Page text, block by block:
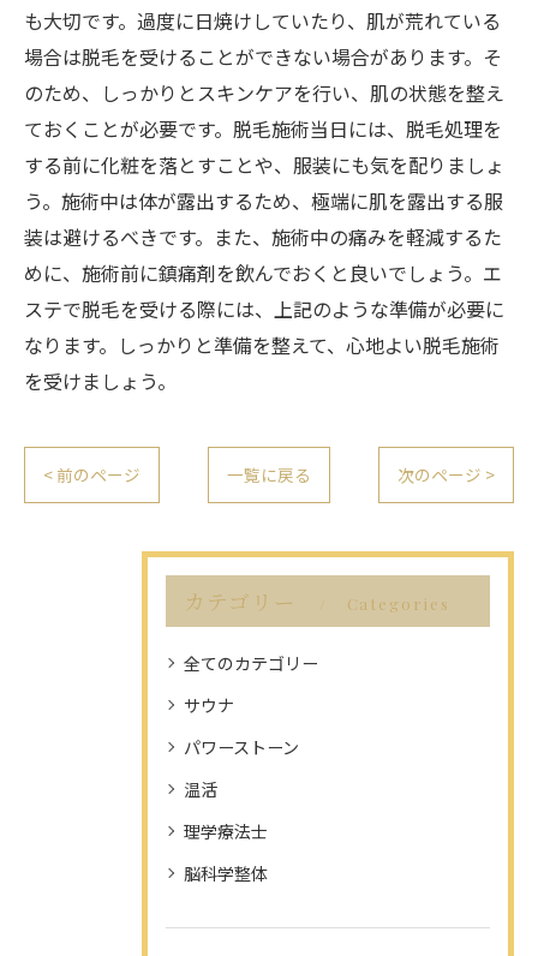
も大切です。過度に日焼けしていたり、肌が荒れている
場合は脱毛を受けることができない場合があります。そ
のため、しっかりとスキンケアを行い、肌の状態を整え
ておくことが必要です。脱毛施術当日には、脱毛処理を
する前に化粧を落とすことや、服装にも気を配りましょ
う。施術中は体が露出するため、極端に肌を露出する服
装は避けるべきです。また、施術中の痛みを軽減するた
めに、施術前に鎮痛剤を飲んでおくと良いでしょう。エ
ステで脱毛を受ける際には、上記のような準備が必要に
なります。しっかりと準備を整えて、心地よい脱毛施術
を受けましょう。
< 前のページ 一覧に戻る 次のページ >
カテゴリー Categories
全てのカテゴリー
サウナ
パワーストーン
温活
理学療法士
脳科学整体